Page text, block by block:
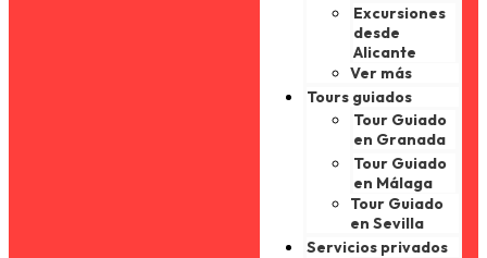
Excursiones
desde
Alicante
Ver más
Tours guiados
Tour Guiado
en Granada
Tour Guiado
en Málaga
Tour Guiado
en Sevilla
Servicios privados